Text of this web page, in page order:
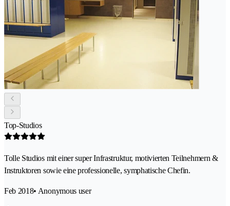
Top-Studios
Tolle Studios mit einer super Infrastruktur, motivierten Teilnehmern &
Instruktoren sowie eine professionelle, symphatische Chefin.
Feb 2018• Anonymous user